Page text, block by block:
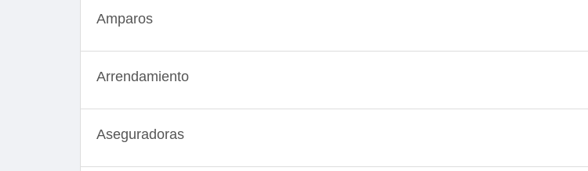
Amparos
Arrendamiento
Aseguradoras